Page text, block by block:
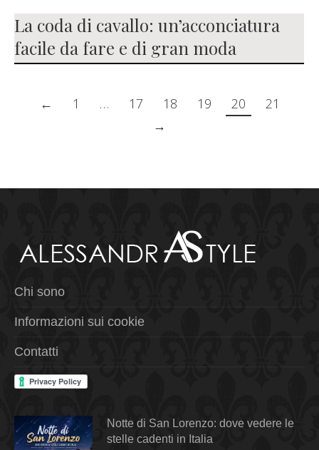
La coda di cavallo: un’acconciatura
facile da fare e di gran moda
← 1 … 17 18 19 20
21
→
Chi sono
Informazioni sui cookie
Contatti
Notte di San Lorenzo: dove vedere le
stelle cadenti in Italia